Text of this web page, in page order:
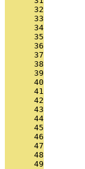
      32
      33
      34
      35
      36
      37
      38
      39
      40
      41
      42
      43
      44
      45
      46
      47
      48
      49